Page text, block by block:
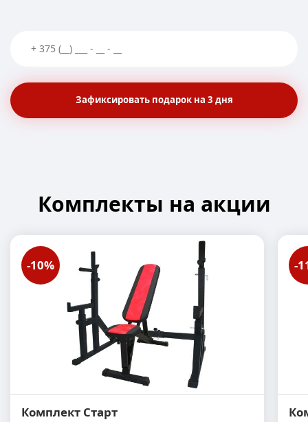
Зафиксировать подарок на 3 дня
Комплекты на акции
-10%
Комплект Старт
-